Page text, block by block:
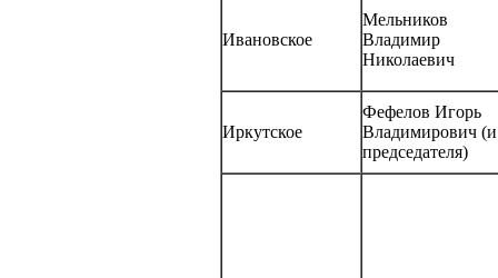
Ивановское
Мельников
Владимир
Николаевич
Иркутское
Фефелов Игорь
Владимирович
председателя)